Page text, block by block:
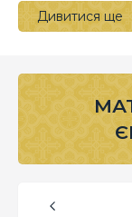
Дивитися ще